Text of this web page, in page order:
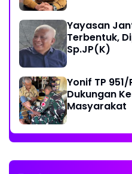
Yayasan
Terbentuk,
Sp.JP(K)
Yonif TP
Dukungan
Masyarakat